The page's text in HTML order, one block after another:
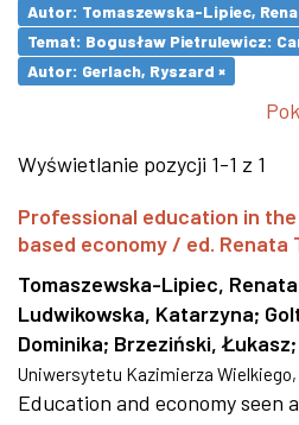
Autor: Tomaszewska-Lipiec,
Temat: Bogusław Pietrulewicz:
Autor: Gerlach, Ryszard ×
Wyświetlanie pozycji 1-1 z 1
Professional education in
based economy / ed. Renata
Tomaszewska-Lipiec, Renata
Ludwikowska, Katarzyna;
Dominika; Brzeziński, Łukasz;
Uniwersytetu Kazimierza Wielkiego,
Education and economy seen